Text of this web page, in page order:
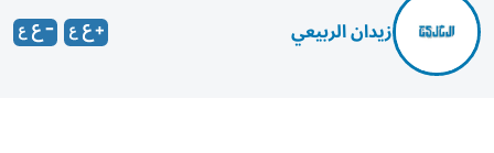
زيدان الربيعي